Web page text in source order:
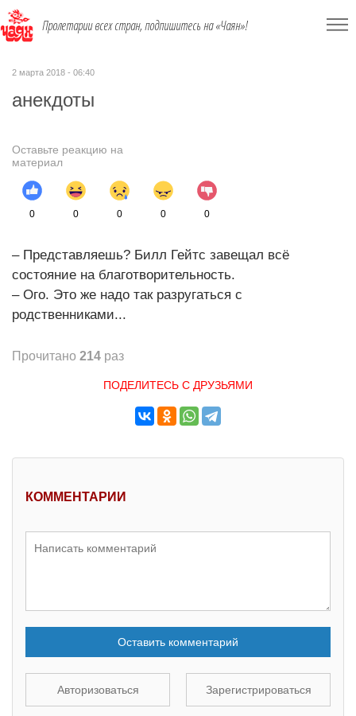
Пролетарии всех стран, подпишитесь на «Чаян»!
2 марта 2018 - 06:40
анекдоты
Оставьте реакцию на
материал
0 0 0 0 0
– Представляешь? Билл Гейтс завещал всё
состояние на благотворительность.
– Ого. Это же надо так разругаться с
родственниками...
Прочитано 214 раз
ПОДЕЛИТЕСЬ С ДРУЗЬЯМИ
КОММЕНТАРИИ
Оставить комментарий
Авторизоваться Зарегистрироваться